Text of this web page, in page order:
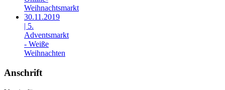
Weihnachtsmarkt
30.11.2019
| 5.
Adventsmarkt
- Weiße
Weihnachten
Anschrift